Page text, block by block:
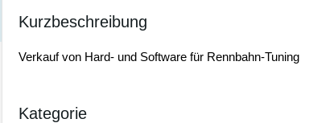
Kurzbeschreibung
Verkauf von Hard- und Software für Rennbahn-Tuning
Kategorie